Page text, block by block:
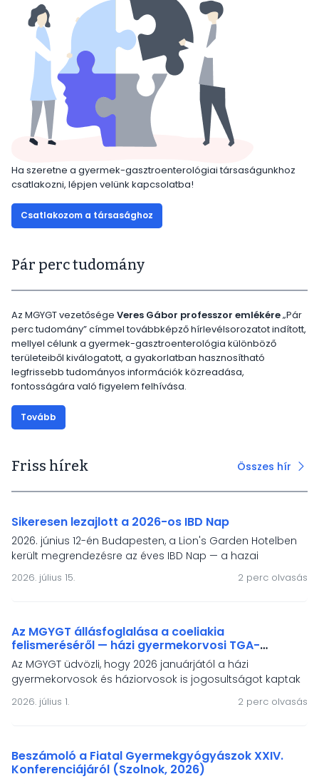
Ha szeretne a gyermek-gasztroenterológiai társaságunkhoz
csatlakozni, lépjen velünk kapcsolatba!
Csatlakozom a társasághoz
Pár perc tudomány
Az MGYGT vezetősége Veres Gábor professzor emlékére„Pár
perc tudomány” címmel továbbképző hírlevélsorozatot indított,
mellyel célunk a gyermek-gasztroenterológia különböző
területeiből kiválogatott, a gyakorlatban hasznosítható
legfrissebb tudományos információk közreadása,
fontosságára való figyelem felhívása.
Tovább
Friss hírek
Sikeresen lezajlott a 2026-os IBD Nap
2026. június 12-én Budapesten, a Lion's Garden Hotelben
került megrendezésre az éves IBD Nap — a hazai
gyermek-gasztroenterológiai IBD-ellátás és a HUPIR
regiszter önkéntes töltőinek fóruma. A rendezvény
életminőségének támogatása állt.
2026. július 15. 2 perc olvasás
Az MGYGT állásfoglalása a coeliakia
felismeréséről — házi gyermekorvosi TGA-
vizsgálati jogosultság és a népességszűrés
igénye
Az MGYGT üdvözli, hogy 2026 januárjától a házi
gyermekorvosok és háziorvosok is jogosultságot kaptak
a szöveti transzglutamináz elleni antitest vizsgálat
elvégeztetésére coeliakia gyanú esetén. Állásfoglalásunk
épülő népességszűrés szükséges.
2026. július 1. 2 perc olvasás
Beszámoló a Fiatal Gyermekgyógyászok XXIV.
Konferenciájáról (Szolnok, 2026)
Összes hír